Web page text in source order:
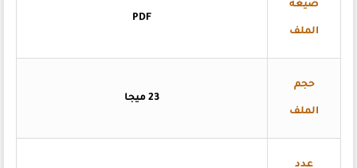
صيغة
الملف
PDF
حجم
الملف
عدد